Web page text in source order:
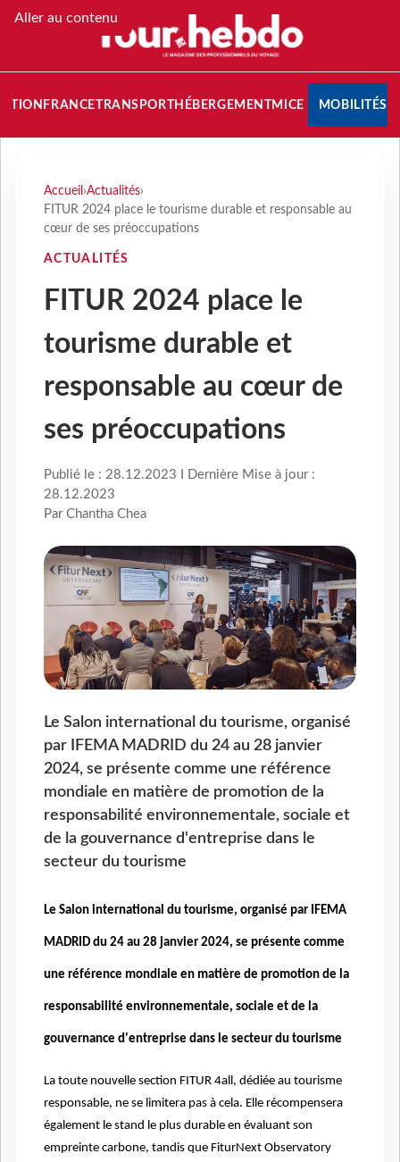
Aller au contenu
FRANCETRANSPORT HÉBERGEMENTMICE MOBILITÉS
Accueil ›Actualités›
FITUR 2024 place le tourisme durable et responsable au
cœur de ses préoccupations
ACTUALITÉS
FITUR 2024 place le
tourisme durable et
responsable au cœur de
ses préoccupations
Publié le : 28.12.2023 I Dernière Mise à jour :
28.12.2023
Par Chantha Chea
Le Salon international du tourisme, organisé
par IFEMA MADRID du 24 au 28 janvier
2024, se présente comme une référence
mondiale en matière de promotion de la
responsabilité environnementale, sociale et
de la gouvernance d'entreprise dans le
secteur du tourisme
Le Salon international du tourisme, organisé par IFEMA
MADRID du 24 au 28 janvier 2024, se présente comme
une référence mondiale en matière de promotion de la
responsabilité environnementale, sociale et de la
gouvernance d'entreprise dans le secteur du tourisme
La toute nouvelle section FITUR 4all, dédiée au tourisme
responsable, ne se limitera pas à cela. Elle récompensera
également le stand le plus durable en évaluant son
empreinte carbone, tandis que FiturNext Observatory